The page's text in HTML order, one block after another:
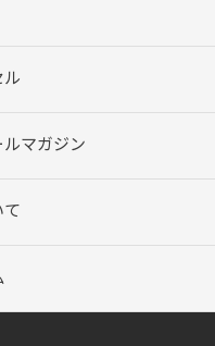
ル
マガジン
て